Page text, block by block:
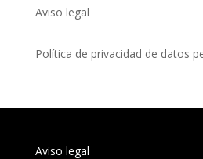
Aviso legal
Política de privacidad de datos
Aviso legal